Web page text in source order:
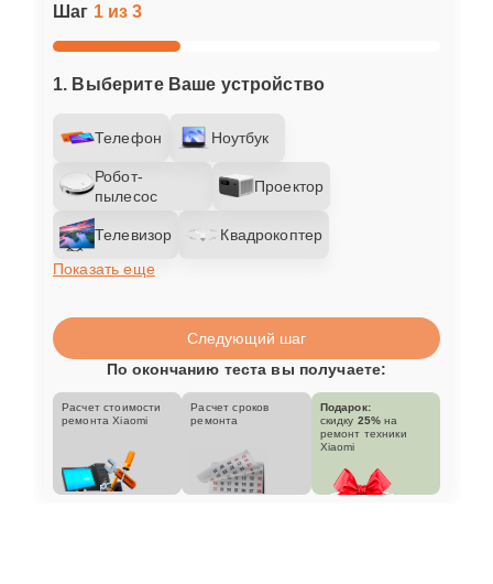
Шаг 1 из 3
1. Выберите Ваше устройство
Телефон Ноутбук
Робот-
пылесос
Проектор
Телевизор
Квадрокоптер
Показать еще
Следующий шаг
По окончанию теста вы получаете:
Расчет стоимости
ремонта Xiaomi
Расчет сроков
ремонта
Подарок:
скидку 25% на
ремонт техники
Xiaomi